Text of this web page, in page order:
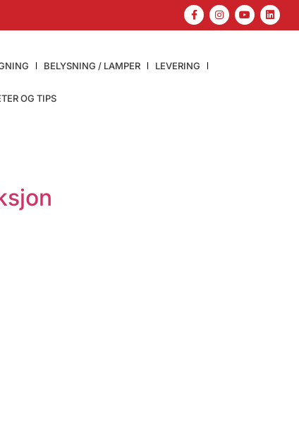
BELYSNING / LAMPER LEVERING
OG TIPS